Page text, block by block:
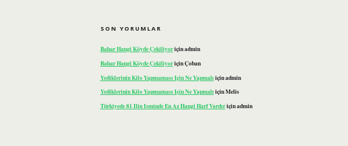
SON YORUMLAR
Bahar Hangi Köyde Çekiliyoriçinadmin
Bahar Hangi Köyde ÇekiliyoriçinÇoban
Yediklerinin Kilo Yapmaması Için Ne Yapmalı içinadmin
Yediklerinin Kilo Yapmaması Için Ne YapmalıiçinMelis
Türkiyede 81 Ilin Isminde En Az Hangi Harf Vardıriçinadmin